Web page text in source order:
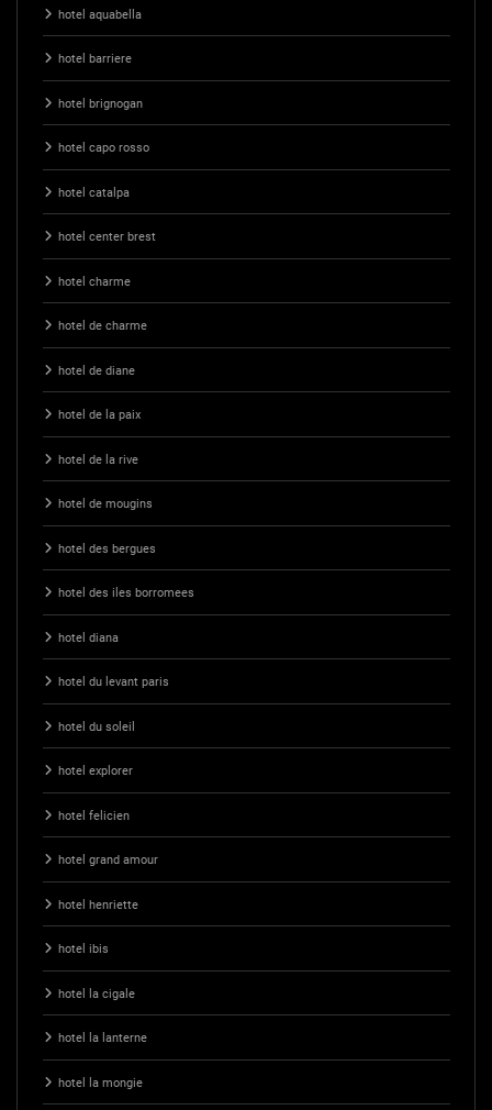
hotel aquabella
hotel barriere
hotel brignogan
hotel capo rosso
hotel catalpa
hotel center brest
hotel charme
hotel de charme
hotel de diane
hotel de la paix
hotel de la rive
hotel de mougins
hotel des bergues
hotel des iles borromees
hotel diana
hotel du levant paris
hotel du soleil
hotel explorer
hotel felicien
hotel grand amour
hotel henriette
hotel ibis
hotel la cigale
hotel la lanterne
hotel la mongie